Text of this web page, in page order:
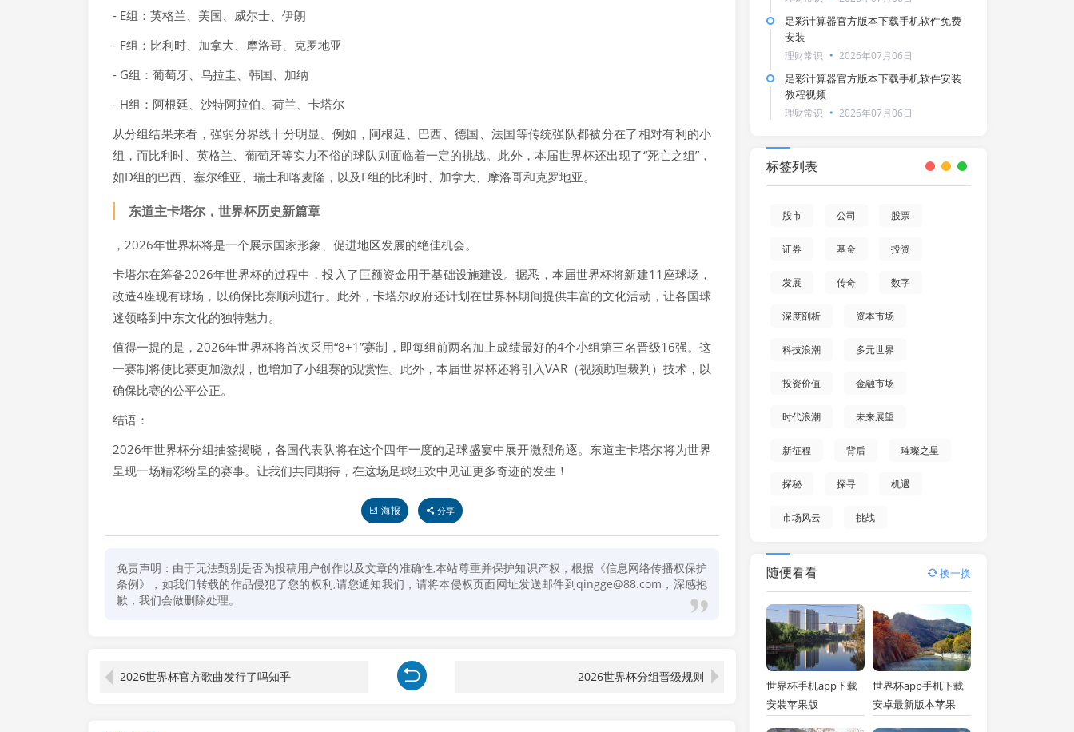
- E组：英格兰、美国、威尔士、伊朗
- F组：比利时、加拿大、摩洛哥、克罗地亚
- G组：葡萄牙、乌拉圭、韩国、加纳
- H组：阿根廷、沙特阿拉伯、荷兰、卡塔尔
从分组结果来看，强弱分界线十分明显。例如，阿根廷、巴西、德国、法国等传统强队都被分在了相对有利的小
组，而比利时、英格兰、葡萄牙等实力不俗的球队则面临着一定的挑战。此外，本届世界杯还出现了“死亡之组”，
如D组的巴西、塞尔维亚、瑞士和喀麦隆，以及F组的比利时、加拿大、摩洛哥和克罗地亚。
东道主卡塔尔，世界杯历史新篇章
，2026年世界杯将是一个展示国家形象、促进地区发展的绝佳机会。
卡塔尔在筹备2026年世界杯的过程中，投入了巨额资金用于基础设施建设。据悉，本届世界杯将新建11座球场，
改造4座现有球场，以确保比赛顺利进行。此外，卡塔尔政府还计划在世界杯期间提供丰富的文化活动，让各国球
迷领略到中东文化的独特魅力。
值得一提的是，2026年世界杯将首次采用“8+1”赛制，即每组前两名加上成绩最好的4个小组第三名晋级16强。这
一赛制将使比赛更加激烈，也增加了小组赛的观赏性。此外，本届世界杯还将引入VAR（视频助理裁判）技术，以
确保比赛的公平公正。
结语：
2026年世界杯分组抽签揭晓，各国代表队将在这个四年一度的足球盛宴中展开激烈角逐。东道主卡塔尔将为世界
呈现一场精彩纷呈的赛事。让我们共同期待，在这场足球狂欢中见证更多奇迹的发生！
海报 分享
免责声明：由于无法甄别是否为投稿用户创作以及文章的准确性,本站尊重并保护知识产权，根据《信息网络传播权保护
条例》，如我们转载的作品侵犯了您的权利,请您通知我们，请将本侵权页面网址发送邮件到qingge@88.com，深感抱
歉，我们会做删除处理。
2026世界杯官方歌曲发行了吗知乎 2026世界杯分组晋级规则
足彩计算器官方版本下载手机软件免费
安装
理财常识 2026年07月06日
足彩计算器官方版本下载手机软件安装
教程视频
理财常识 2026年07月06日
标签列表
股市 公司 股票
证券 基金 投资
发展 传奇 数字
深度剖析 资本市场
科技浪潮 多元世界
投资价值 金融市场
时代浪潮 未来展望
新征程 背后 璀璨之星
探秘 探寻 机遇
市场风云 挑战
随便看看 换一换
世界杯手机app下载
安装苹果版
世界杯app手机下载
安卓最新版本苹果